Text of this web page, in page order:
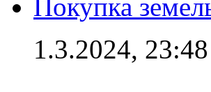
Покупка
1.3.2024, 23:48